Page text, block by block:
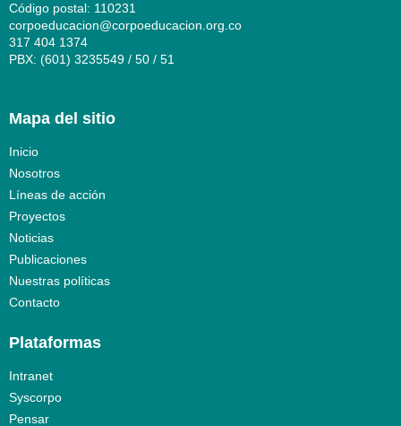
Código postal: 110231
corpoeducacion@corpoeducacion.org.co
317 404 1374
PBX: (601) 3235549 / 50 / 51
Mapa del sitio
Inicio
Nosotros
Líneas de acción
Proyectos
Noticias
Publicaciones
Nuestras políticas
Contacto
Plataformas
Intranet
Syscorpo
Pensar